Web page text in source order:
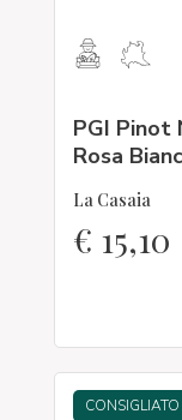
PGI Pinot
Rosa
La Casaia
€ 15,10
CONSIGLIATO